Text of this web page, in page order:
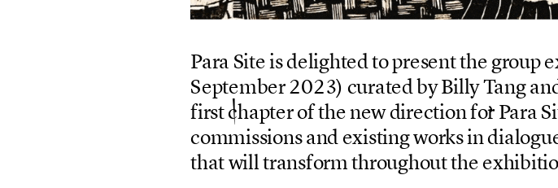
Para Siteisdelightedtopresentthegroupe
September2023) curatedbyBillyTangan
firstchapterofthenewdirectionforParaSi
commissionsandexistingworksindialogu
thatwilltransformthroughouttheexhibitio